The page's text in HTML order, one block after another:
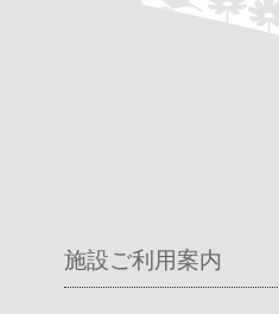
施設ご利用案内